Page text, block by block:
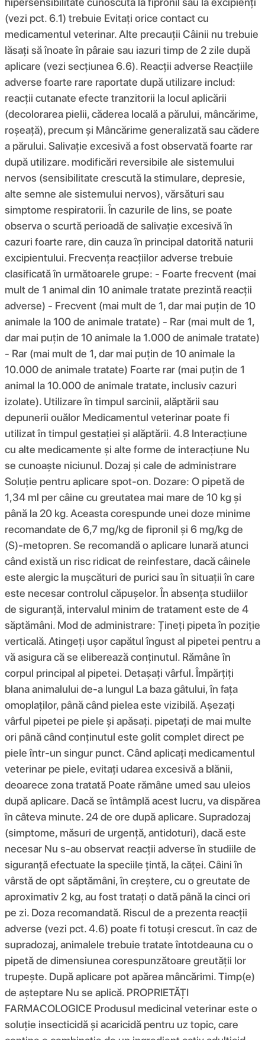
(vezi pct. 6.1) trebuie Evitați orice contact cu
medicamentul veterinar. Alte precauții Câinii nu trebuie
lăsați să înoate în pâraie sau iazuri timp de 2 zile după
aplicare (vezi secțiunea 6.6). Reacții adverse Reacțiile
adverse foarte rare raportate după utilizare includ:
reacții cutanate efecte tranzitorii la locul aplicării
(decolorarea pielii, căderea locală a părului, mâncărime,
roșeață), precum și Mâncărime generalizată sau cădere
a părului. Salivație excesivă a fost observată foarte rar
după utilizare. modificări reversibile ale sistemului
nervos (sensibilitate crescută la stimulare, depresie,
alte semne ale sistemului nervos), vărsături sau
simptome respiratorii. În cazurile de lins, se poate
observa o scurtă perioadă de salivație excesivă în
cazuri foarte rare, din cauza în principal datorită naturii
excipientului. Frecvența reacțiilor adverse trebuie
clasificată în următoarele grupe: - Foarte frecvent (mai
mult de 1 animal din 10 animale tratate prezintă reacții
adverse) - Frecvent (mai mult de 1, dar mai puțin de 10
animale la 100 de animale tratate) - Rar (mai mult de 1,
dar mai puțin de 10 animale la 1.000 de animale tratate)
- Rar (mai mult de 1, dar mai puțin de 10 animale la
10.000 de animale tratate) Foarte rar (mai puțin de 1
animal la 10.000 de animale tratate, inclusiv cazuri
izolate). Utilizare în timpul sarcinii, alăptării sau
depunerii ouălor Medicamentul veterinar poate fi
utilizat în timpul gestației și alăptării. 4.8 Interacțiune
cu alte medicamente și alte forme de interacțiune Nu
se cunoaște niciunul. Dozaj și cale de administrare
Soluție pentru aplicare spot-on. Dozare: O pipetă de
1,34 ml per câine cu greutatea mai mare de 10 kg și
până la 20 kg. Aceasta corespunde unei doze minime
recomandate de 6,7 mg/kg de fipronil și 6 mg/kg de
(S)-metopren. Se recomandă o aplicare lunară atunci
când există un risc ridicat de reinfestare, dacă câinele
este alergic la mușcături de purici sau în situații în care
este necesar controlul căpușelor. În absența studiilor
de siguranță, intervalul minim de tratament este de 4
săptămâni. Mod de administrare: Țineți pipeta în poziție
verticală. Atingeți ușor capătul îngust al pipetei pentru a
vă asigura că se eliberează conținutul. Rămâne în
corpul principal al pipetei. Detașați vârful. Împărțiți
blana animalului de-a lungul La baza gâtului, în fața
omoplaților, până când pielea este vizibilă. Așezați
vârful pipetei pe piele și apăsați. pipetați de mai multe
ori până când conținutul este golit complet direct pe
piele într-un singur punct. Când aplicați medicamentul
veterinar pe piele, evitați udarea excesivă a blănii,
deoarece zona tratată Poate rămâne umed sau uleios
după aplicare. Dacă se întâmplă acest lucru, va dispărea
în câteva minute. 24 de ore după aplicare. Supradozaj
(simptome, măsuri de urgență, antidoturi), dacă este
necesar Nu s-au observat reacții adverse în studiile de
siguranță efectuate la speciile țintă, la căței. Câini în
vârstă de opt săptămâni, în creștere, cu o greutate de
aproximativ 2 kg, au fost tratați o dată până la cinci ori
pe zi. Doza recomandată. Riscul de a prezenta reacții
adverse (vezi pct. 4.6) poate fi totuși crescut. în caz de
supradozaj, animalele trebuie tratate întotdeauna cu o
pipetă de dimensiunea corespunzătoare greutății lor
trupeşte. După aplicare pot apărea mâncărimi. Timp(e)
de așteptare Nu se aplică. PROPRIETĂȚI
FARMACOLOGICE Produsul medicinal veterinar este o
soluție insecticidă și acaricidă pentru uz topic, care